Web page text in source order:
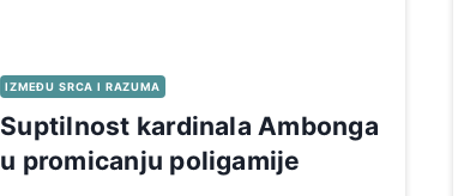
IZMEĐU SRCA I RAZUMA
Suptilnost kardinala Ambonga
u promicanju poligamije